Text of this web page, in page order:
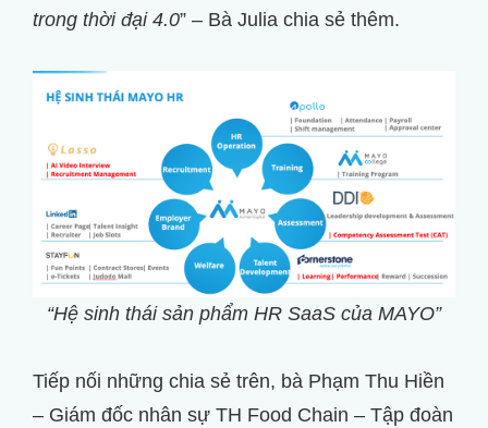
trong thời đại 4.0” – Bà Julia chia sẻ thêm.
“Hệ sinh thái sản phẩm HR SaaS của MAYO”
Tiếp nối những chia sẻ trên, bà Phạm Thu Hiền
– Giám đốc nhân sự TH Food Chain – Tập đoàn